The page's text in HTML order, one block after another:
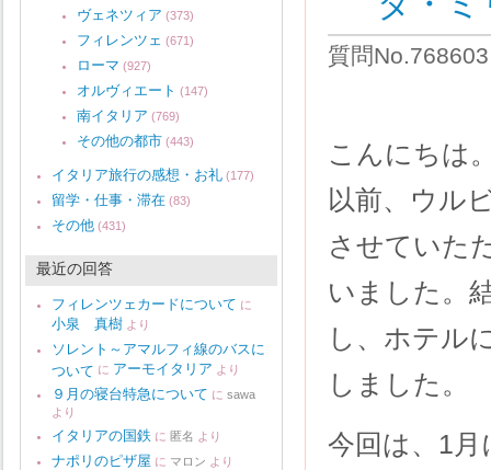
質問
こんにちは
以前、ウル
させていた
いました。
し、ホテル
しました。
今回は、1
ヴェネツィア (373)
フィレンツェ (671)
ローマ (927)
オルヴィエート (147)
南イタリア (769)
その他の都市 (443)
イタリア旅行の感想・お礼 (177)
留学・仕事・滞在 (83)
その他 (431)
最近の回答
フィレンツェカードについて に
小泉 真樹 より
ソレント～アマルフィ線のバスに
ついて に アーモイタリア より
９月の寝台特急について に sawa
より
イタリアの国鉄 に 匿名 より
ナポリのピザ屋 に マロン より